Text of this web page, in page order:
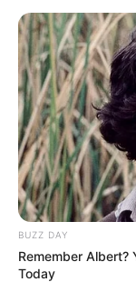
BUZZ DAY
Remember Albert?
Today